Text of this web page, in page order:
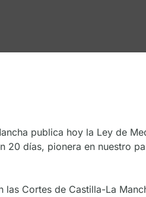
publica hoy la Ley de
20 días, pionera en nuestro
Cortes de Castilla-La